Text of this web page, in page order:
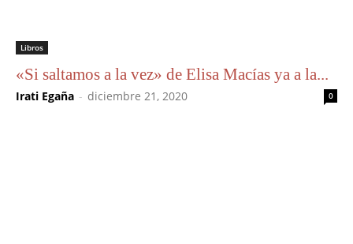
Libros
«Si saltamos a la vez» de Elisa Macías ya a la...
Irati Egaña - diciembre 21, 2020 0